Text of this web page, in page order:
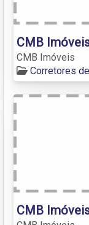
CMB
CMB Imóveis
Corretores
CMB